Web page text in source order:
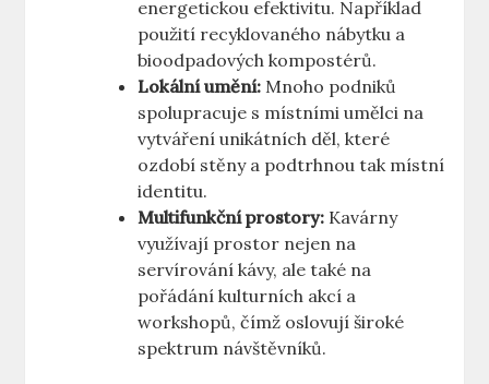
energetickou efektivitu. Například
použití recyklovaného nábytku a
bioodpadových kompostérů.
Lokální umění: Mnoho podniků
spolupracuje s místními umělci na
vytváření unikátních děl, které
ozdobí stěny a podtrhnou tak místní
identitu.
Multifunkční prostory: Kavárny
využívají prostor nejen na
servírování kávy, ale také na
pořádání kulturních akcí a
workshopů, čímž oslovují široké
spektrum návštěvníků.